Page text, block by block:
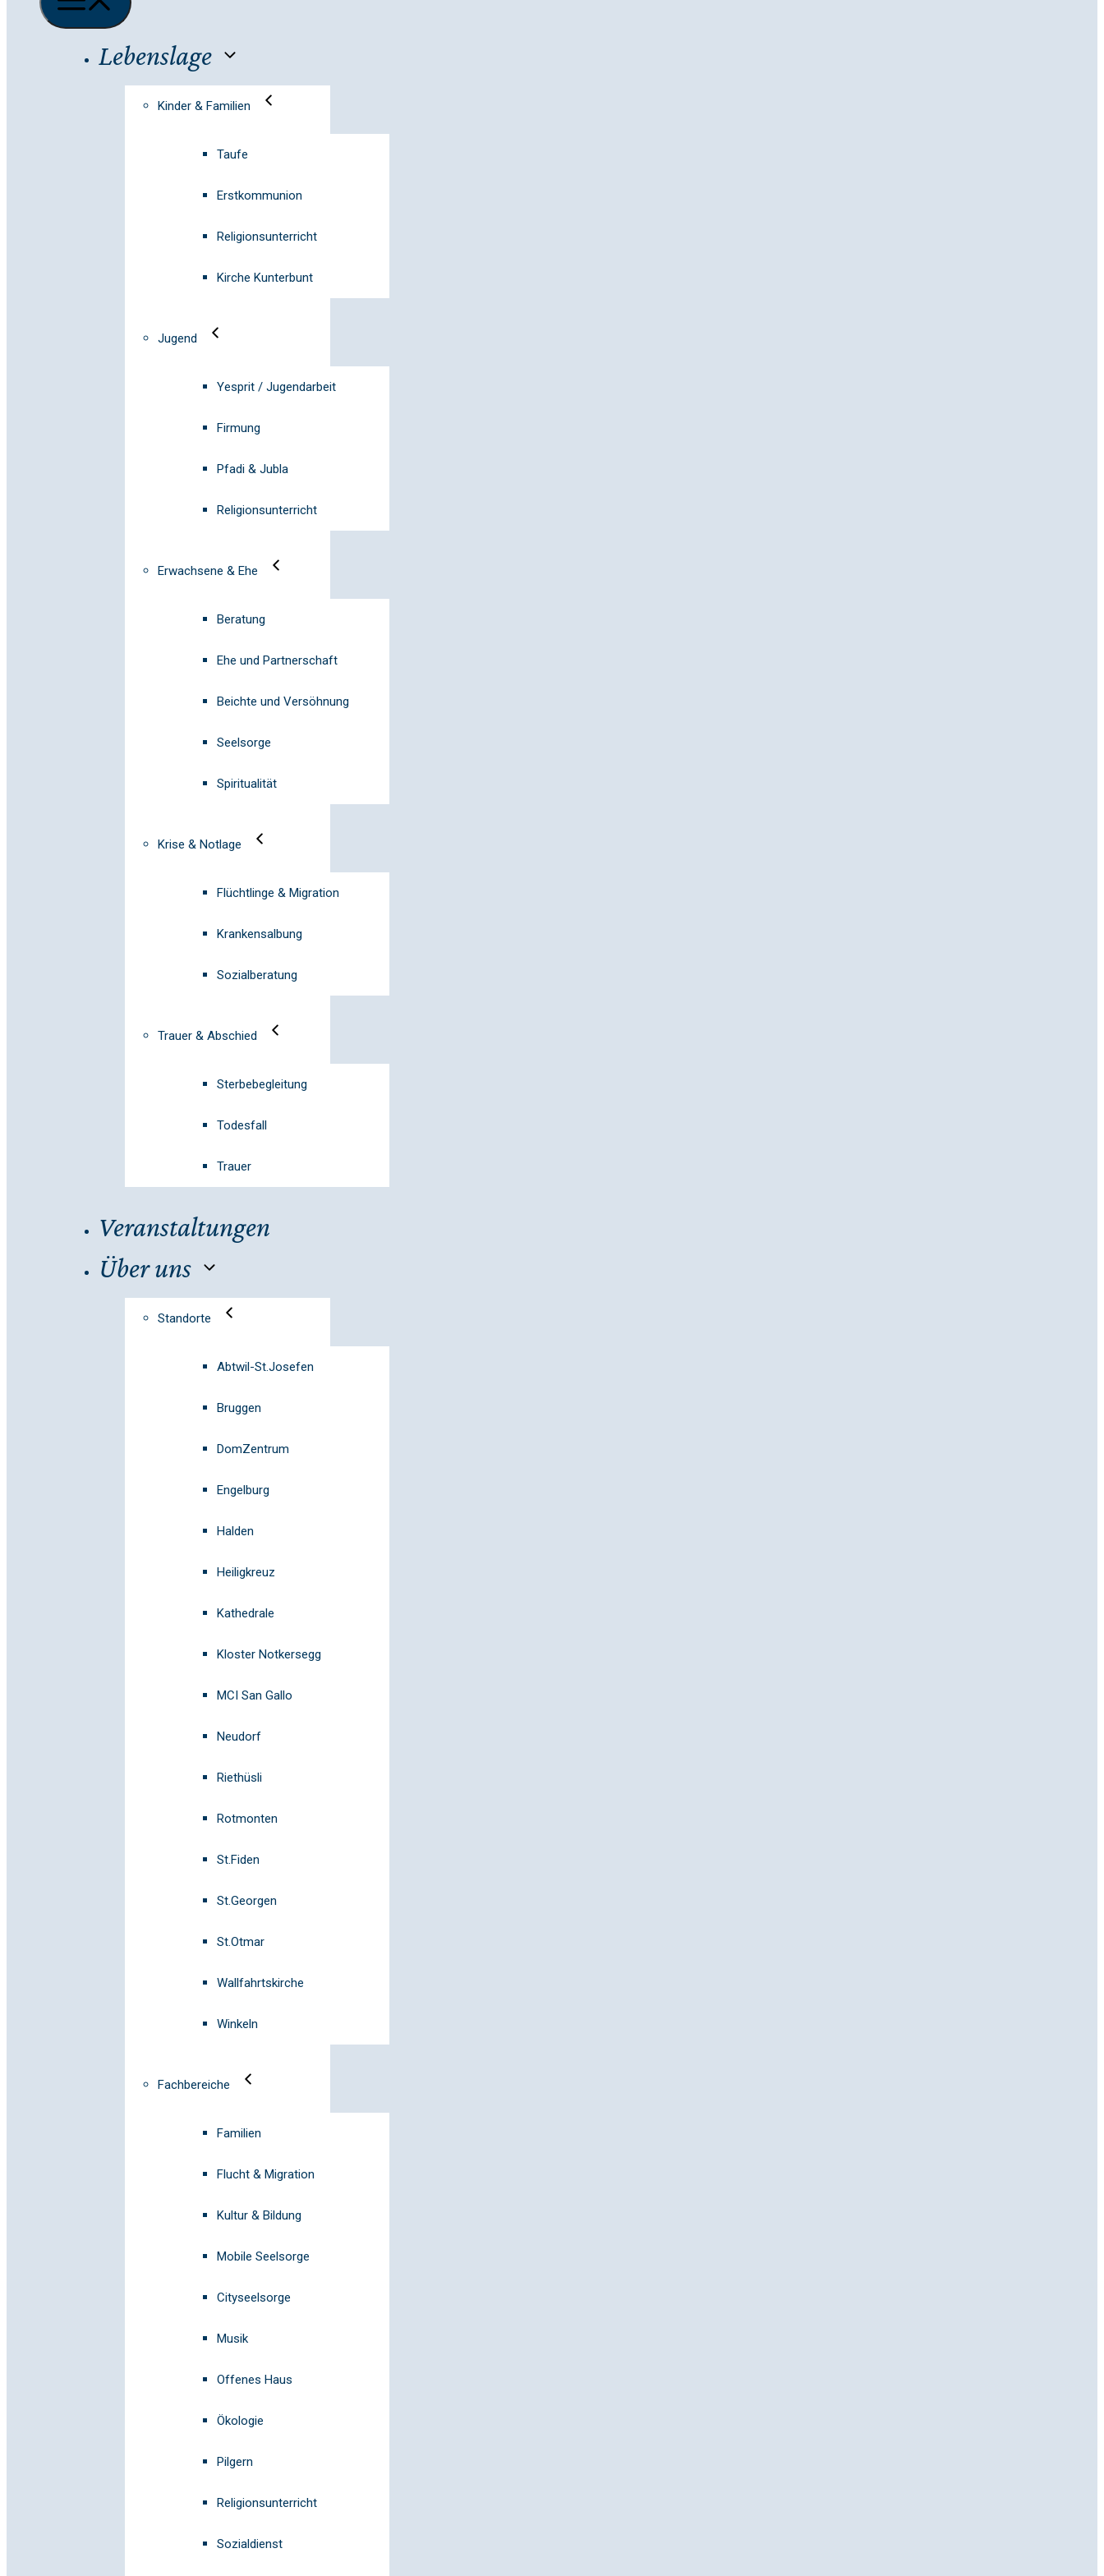
Lebenslage
Kinder & Familien
Taufe
Erstkommunion
Religionsunterricht
Kirche Kunterbunt
Jugend
Yesprit / Jugendarbeit
Firmung
Pfadi & Jubla
Religionsunterricht
Erwachsene & Ehe
Beratung
Ehe und Partnerschaft
Beichte und Versöhnung
Seelsorge
Spiritualität
Krise & Notlage
Flüchtlinge & Migration
Krankensalbung
Sozialberatung
Trauer & Abschied
Sterbebegleitung
Todesfall
Trauer
Veranstaltungen
Über uns
Standorte
Abtwil-St.Josefen
Bruggen
DomZentrum
Engelburg
Halden
Heiligkreuz
Kathedrale
Kloster Notkersegg
MCI San Gallo
Neudorf
Riethüsli
Rotmonten
St.Fiden
St.Georgen
St.Otmar
Wallfahrtskirche
Winkeln
Fachbereiche
Familien
Flucht & Migration
Kultur & Bildung
Mobile Seelsorge
Cityseelsorge
Musik
Offenes Haus
Ökologie
Pilgern
Religionsunterricht
Sozialdienst